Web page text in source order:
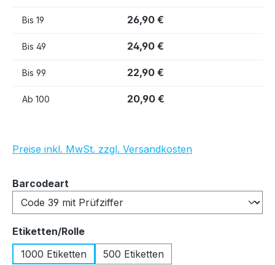
Bis 19 26,90 €
Bis 49 24,90 €
Bis 99 22,90 €
Ab 100 20,90 €
Preise inkl. MwSt. zzgl. Versandkosten
Barcodeart
Etiketten/Rolleauswählen
1000 Etiketten
500 Etiketten